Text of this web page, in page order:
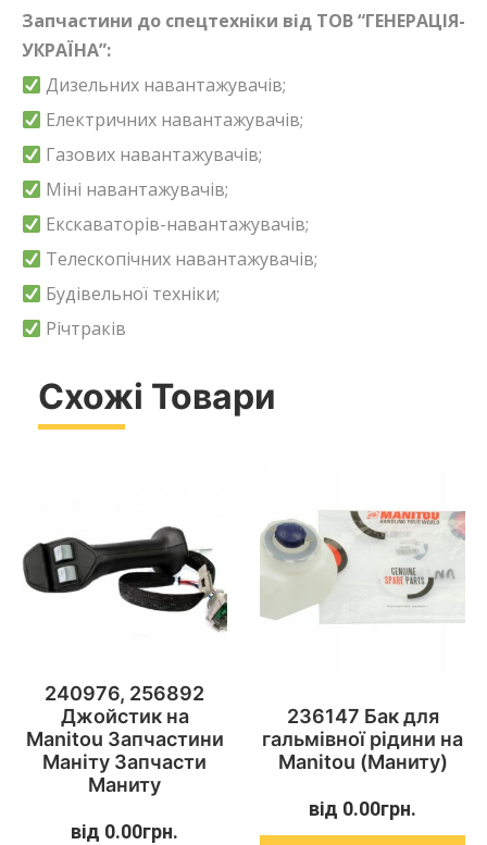
Запчастини до спецтехніки від ТОВ “ГЕНЕРАЦІЯ-
УКРАЇНА”:
Дизельних навантажувачів;
Електричних навантажувачів;
Газових навантажувачів;
Міні навантажувачів;
Екскаваторів-навантажувачів;
Телескопічних навантажувачів;
Будівельної техніки;
Річтраків
Схожі Товари
240976, 256892
Джойстик на
Manitou Запчастини
Маніту Запчасти
Маниту
від 0.00грн.
236147 Бак для
гальмівної рідини на
Manitou (Маниту)
від 0.00грн.